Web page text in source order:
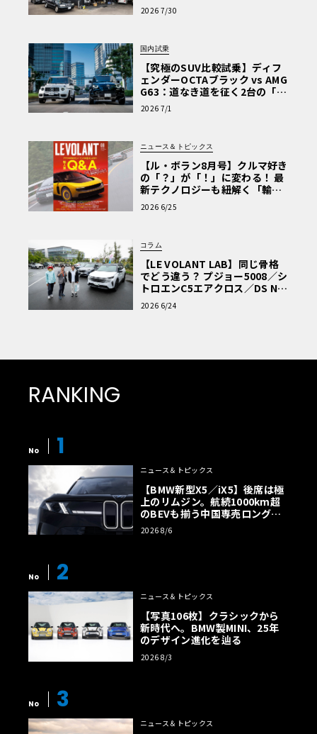
術と、プロがフックス製オイル
を選ぶ理由〈PR〉
2026 7/30
国内試乗
【究極のSUV比較試乗】ディフ
ェンダーOCTAブラック vs AMG
G63：道なき道を征く2台の「対
極的アプローチ」
2026 7/1
ニュース＆トピックス
【ル・ボラン8月号】クルマ好き
の「？」が「！」に変わる！ 最
新テクノロジーも紐解く「輸入
車Q&A」
2026 6/25
コラム
【LE VOLANT LAB】同じ骨格
でどう違う？ プジョー5008／シ
トロエンC5エアクロス／DS Nº4
読者一気乗りレポート
2026 6/24
RANKING
No 1
ニュース＆トピックス
【BMW新型X5／iX5】後席は極
上のリムジン。航続1000km超
のBEVも揃う中国専売ロング仕
様の全貌
2026 8/6
No 2
ニュース＆トピックス
【写真106枚】クラシックから
新時代へ。BMW製MINI、25年
のデザイン進化を辿る
2026 8/3
No 3
ニュース＆トピックス